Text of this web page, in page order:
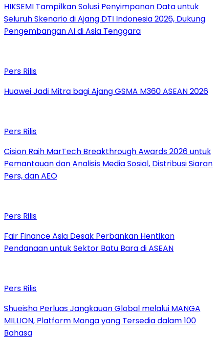
HIKSEMI Tampilkan Solusi Penyimpanan Data untuk
Seluruh Skenario di Ajang DTI Indonesia 2026, Dukung
Pengembangan AI di Asia Tenggara
Pers Rilis
Huawei Jadi Mitra bagi Ajang GSMA M360 ASEAN 2026
Pers Rilis
Cision Raih MarTech Breakthrough Awards 2026 untuk
Pemantauan dan Analisis Media Sosial, Distribusi Siaran
Pers, dan AEO
Pers Rilis
Fair Finance Asia Desak Perbankan Hentikan
Pendanaan untuk Sektor Batu Bara di ASEAN
Pers Rilis
Shueisha Perluas Jangkauan Global melalui MANGA
MILLION, Platform Manga yang Tersedia dalam 100
Bahasa